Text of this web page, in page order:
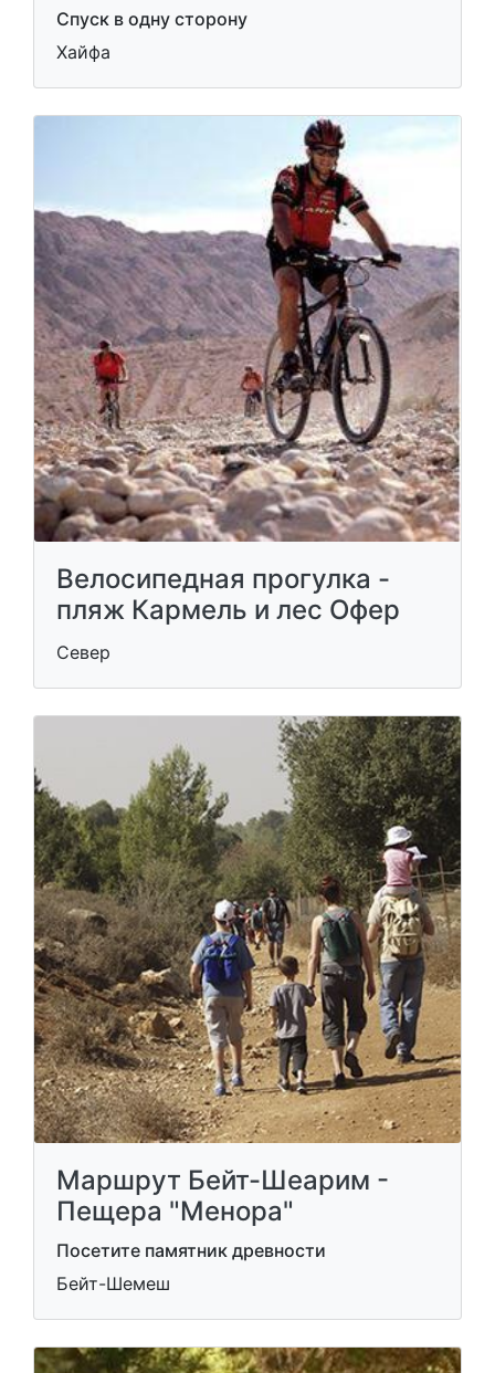
Спуск в одну сторону
Хайфа
Велосипедная прогулка -
пляж Кармель и лес Офер
Север
Маршрут Бейт-Шеарим -
Пещера "Менора"
Посетите памятник древности
Бейт-Шемеш